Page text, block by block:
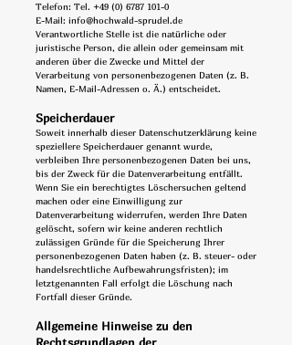
Telefon: Tel. +49 (0) 6787 101-0
E-Mail: info@hochwald-sprudel.de
Verantwortliche Stelle ist die natürliche oder
juristische Person, die allein oder gemeinsam mit
anderen über die Zwecke und Mittel der
Verarbeitung von personenbezogenen Daten (z. B.
Namen, E-Mail-Adressen o. Ä.) entscheidet.
Speicherdauer
Soweit innerhalb dieser Datenschutzerklärung keine
speziellere Speicherdauer genannt wurde,
verbleiben Ihre personenbezogenen Daten bei uns,
bis der Zweck für die Datenverarbeitung entfällt.
Wenn Sie ein berechtigtes Löschersuchen geltend
machen oder eine Einwilligung zur
Datenverarbeitung widerrufen, werden Ihre Daten
gelöscht, sofern wir keine anderen rechtlich
zulässigen Gründe für die Speicherung Ihrer
personenbezogenen Daten haben (z. B. steuer- oder
handelsrechtliche Aufbewahrungsfristen); im
letztgenannten Fall erfolgt die Löschung nach
Fortfall dieser Gründe.
Allgemeine Hinweise zu den